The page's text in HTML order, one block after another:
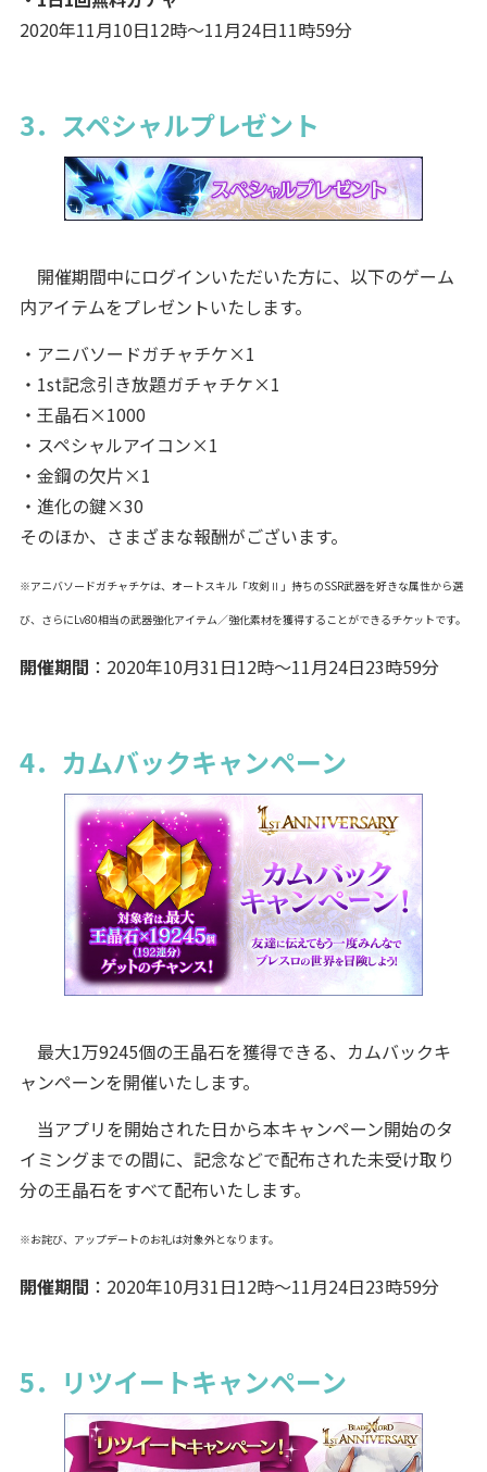
2020年11月10日12時～11月24日11時59分
3．スペシャルプレゼント
開催期間中にログインいただいた方に、以下のゲーム
内アイテムをプレゼントいたします。
・アニバソードガチャチケ×1
・1st記念引き放題ガチャチケ×1
・王晶石×1000
・スペシャルアイコン×1
・金鋼の欠片×1
・進化の鍵×30
そのほか、さまざまな報酬がございます。
※アニバソードガチャチケは、オートスキル「攻剣Ⅱ」持ちのSSR武器を好きな属性から選
び、さらにLv80相当の武器強化アイテム／強化素材を獲得することができるチケットです。
開催期間 ：2020年10月31日12時～11月24日23時59分
4．カムバックキャンペーン
最大1万9245個の王晶石を獲得できる、カムバックキ
ャンペーンを開催いたします。
当アプリを開始された日から本キャンペーン開始のタ
イミングまでの間に、記念などで配布された未受け取り
分の王晶石をすべて配布いたします。
※お詫び、アップデートのお礼は対象外となります。
開催期間 ：2020年10月31日12時～11月24日23時59分
5．リツイートキャンペーン